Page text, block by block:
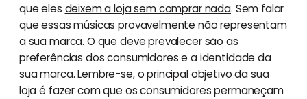
que eles deixem a loja sem comprar nada. Sem falar
que essas músicas provavelmente não representam
a sua marca. O que deve prevalecer são as
preferências dos consumidores e a identidade da
sua marca. Lembre-se, o principal objetivo da sua
loja é fazer com que os consumidores permaneçam